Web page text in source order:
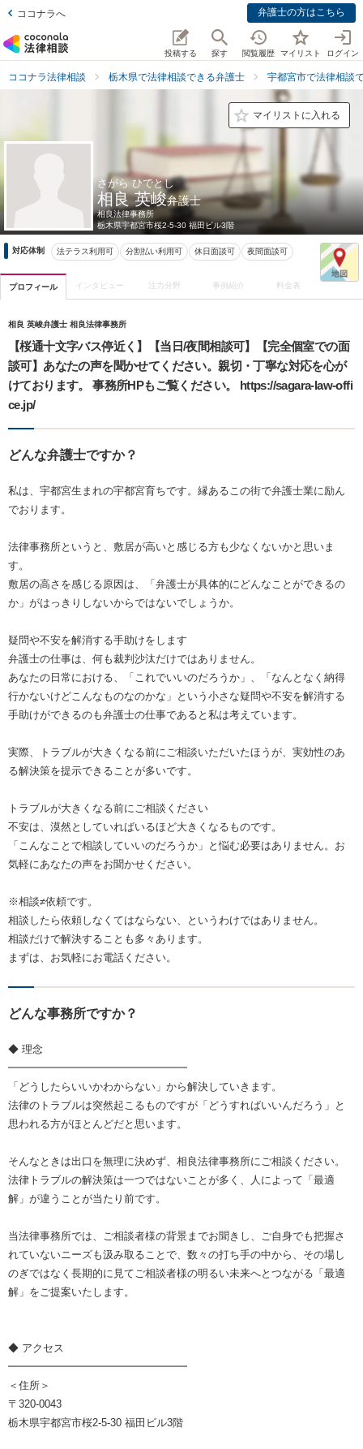
ココナラへ 弁護士の方はこちら
投稿する 探す 閲覧履歴 マイリスト ログイン
ココナラ法律相談 栃木県で法律相談できる弁護士 宇都宮市で法律相談
マイリストに入れる
さがら ひでとし
相良 英峻弁護士
相良法律事務所
栃木県宇都宮市桜2-5-30 福田ビル3階
対応体制 法テラス利用可 分割払い利用可 休日面談可 夜間面談可
プロフィール インタビュー 注力分野 事例紹介 料金表
相良 英峻弁護士 相良法律事務所
【桜通十文字バス停近く】【当日/夜間相談可】【完全個室での面
談可】あなたの声を聞かせてください。親切・丁寧な対応を心が
けております。 事務所HPもご覧ください。 https://sagara-law-offi
ce.jp/
どんな弁護士ですか？
私は、宇都宮生まれの宇都宮育ちです。縁あるこの街で弁護士業に励ん
でおります。
法律事務所というと、敷居が高いと感じる方も少なくないかと思いま
す。
敷居の高さを感じる原因は、「弁護士が具体的にどんなことができるの
か」がはっきりしないからではないでしょうか。
疑問や不安を解消する手助けをします
弁護士の仕事は、何も裁判沙汰だけではありません。
あなたの日常における、「これでいいのだろうか」、「なんとなく納得
行かないけどこんなものなのかな」という小さな疑問や不安を解消する
手助けができるのも弁護士の仕事であると私は考えています。
実際、トラブルが大きくなる前にご相談いただいたほうが、実効性のあ
る解決策を提示できることが多いです。
トラブルが大きくなる前にご相談ください
不安は、漠然としていればいるほど大きくなるものです。
「こんなことで相談していいのだろうか」と悩む必要はありません。お
気軽にあなたの声をお聞かせください。
※相談≠依頼です。
相談したら依頼しなくてはならない、というわけではありません。
相談だけで解決することも多々あります。
まずは、お気軽にお電話ください。
どんな事務所ですか？
◆ 理念
━━━━━━━━━━━━━━━━━
「どうしたらいいかわからない」から解決していきます。
法律のトラブルは突然起こるものですが「どうすればいいんだろう」と
思われる方がほとんどだと思います。
そんなときは出口を無理に決めず、相良法律事務所にご相談ください。
法律トラブルの解決策は一つではないことが多く、人によって「最適
解」が違うことが当たり前です。
当法律事務所では、ご相談者様の背景までお聞きし、ご自身でも把握さ
れていないニーズも汲み取ることで、数々の打ち手の中から、その場し
のぎではなく長期的に見てご相談者様の明るい未来へとつながる「最適
解」をご提案いたします。
◆ アクセス
━━━━━━━━━━━━━━━━━
＜住所＞
〒320-0043
栃木県宇都宮市桜2-5-30 福田ビル3階